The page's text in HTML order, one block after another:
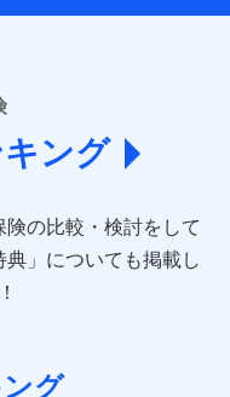
ご確認ください。
式会社
)
www.axa-
会社 (https://www.e-
sonpo)
ング
険の比較・検討をして
典」についても掲載し
グ